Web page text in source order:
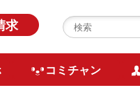
求
コミチャン